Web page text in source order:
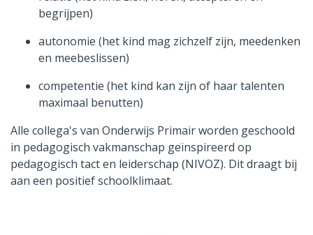
begrijpen)
autonomie (het kind mag zichzelf zijn, meedenken
en meebeslissen)
competentie (het kind kan zijn of haar talenten
maximaal benutten)
Alle collega's van Onderwijs Primair worden geschoold
in pedagogisch vakmanschap geïnspireerd op
pedagogisch tact en leiderschap (NIVOZ). Dit draagt bij
aan een positief schoolklimaat.